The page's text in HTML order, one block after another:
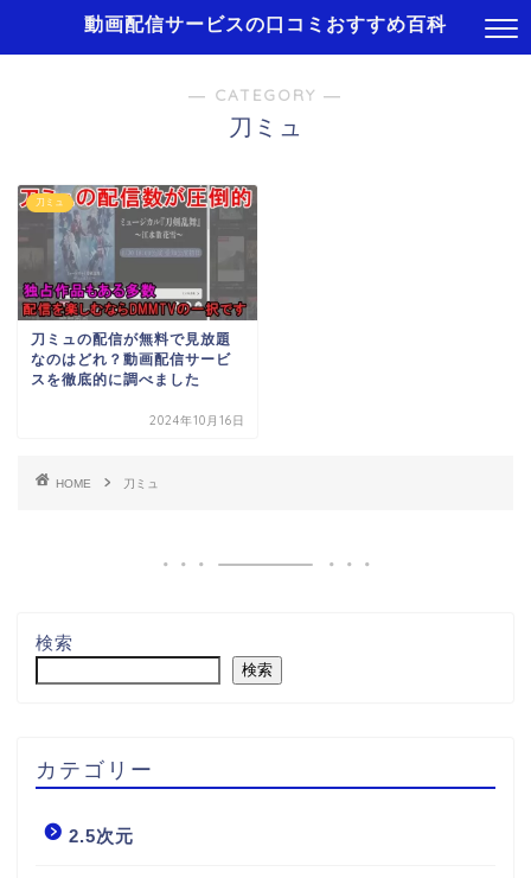
動画配信サービスの口コミおすすめ百科
― CATEGORY ―
刀ミュ
刀ミュ
刀ミュの配信が無料で見放題
なのはどれ？動画配信サービ
スを徹底的に調べました
2024年10月16日
HOME 刀ミュ
検索
検索
カテゴリー
2.5次元